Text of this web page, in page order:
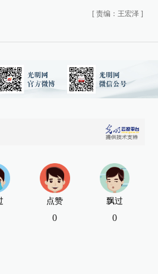
[ 责编：王宏泽 ]
点赞
0
飘过
0